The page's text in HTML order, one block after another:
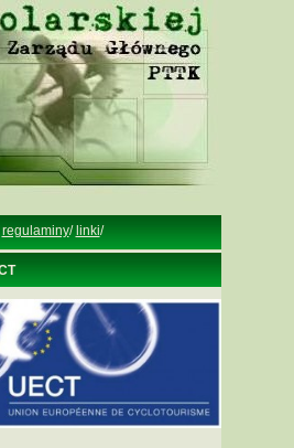
regulaminy/ linki/